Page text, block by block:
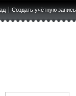
Создать учётную запись